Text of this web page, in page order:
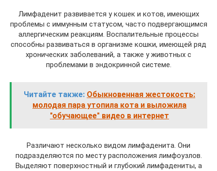
Лимфаденит развивается у кошек и котов, имеющих
проблемы с иммунным статусом, часто подвергающимся
аллергическим реакциям. Воспалительные процессы
способны развиваться в организме кошки, имеющей ряд
хронических заболеваний, а также у животных с
проблемами в эндокринной системе.
Читайте также: Обыкновенная жестокость:
молодая пара утопила кота и выложила
"обучающее" видео в интернет
Различают несколько видом лимфаденита. Они
подразделяются по месту расположения лимфоузлов.
Выделяют поверхностный и глубокий лимфадениты, а